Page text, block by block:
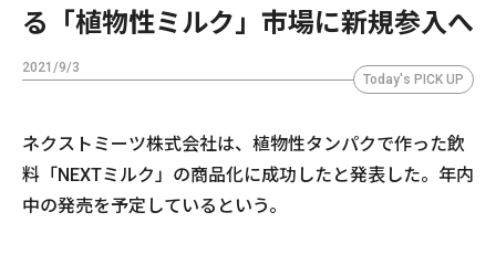
る「植物性ミルク」市場に新規参入へ
2021/9/3
Today's PICK UP
ネクストミーツ株式会社は、植物性タンパクで作った飲
料「NEXTミルク」の商品化に成功したと発表した。年内
中の発売を予定しているという。